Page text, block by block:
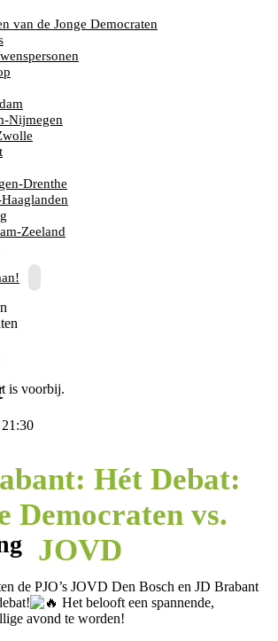
van de Jonge Democraten
Nijmegen
Drenthe
Zeeland
is voorbij.
Hét Debat:
Democraten vs.
JOVD
21:30
de PJO’s JOVD Den Bosch en JD Brabant
Het belooft een spannende,
avond te worden!